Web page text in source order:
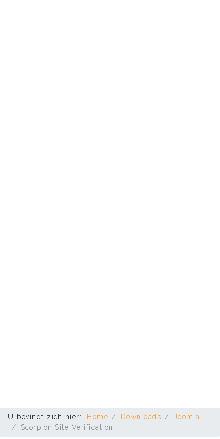
U bevindt zich hier: Home Downloads
Joomla
Scorpion Site Verification